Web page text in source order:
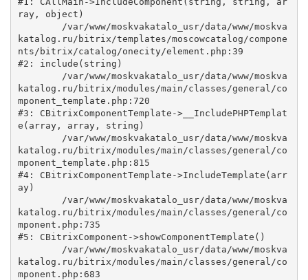
ray, object)
katalog.ru/bitrix/templates/moscowcatalog/compone
nts/bitrix/catalog/onecity/element.php:39
#2: include(string)
katalog.ru/bitrix/modules/main/classes/general/co
mponent_template.php:720
#3: CBitrixComponentTemplate->__IncludePHPTemplat
e(array, array, string)
katalog.ru/bitrix/modules/main/classes/general/co
mponent_template.php:815
#4: CBitrixComponentTemplate->IncludeTemplate(arr
ay)
katalog.ru/bitrix/modules/main/classes/general/co
mponent.php:735
#5: CBitrixComponent->showComponentTemplate()
katalog.ru/bitrix/modules/main/classes/general/co
mponent.php:683